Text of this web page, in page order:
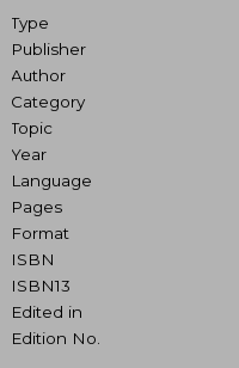
Type
Publisher
Author
Category
Topic
Year
Language
Pages
Format
ISBN
ISBN13
Edited in
Edition No.